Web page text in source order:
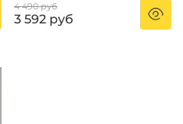
4 490 руб
3 592 руб